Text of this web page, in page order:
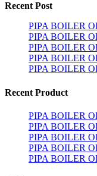
Recent Post
PIPA BOILER
PIPA BOILER
PIPA BOILER
PIPA BOILER
PIPA BOILER
Recent Product
PIPA BOILER
PIPA BOILER
PIPA BOILER
PIPA BOILER
PIPA BOILER